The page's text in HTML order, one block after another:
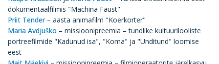
dokumentaalfilmis "Machina Faust"
Priit Tender– aasta animafilm "Koerkorter"
Maria Avdjuško – missioonipreemia – tundlike kultuurilooliste
portreefilmide "Kadunud isa", "Koma" ja "Unditund" loomise
eest